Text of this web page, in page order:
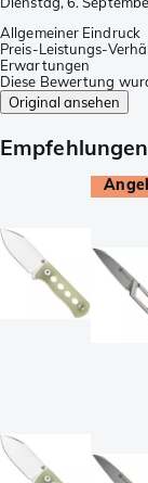
Allgemeiner Eindruck
Preis-Leistungs-
Erwartungen
Diese Bewertung
Original ansehen